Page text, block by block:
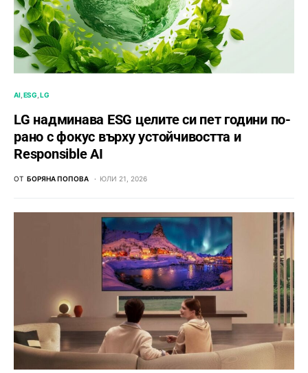
AI ESG LG
LG надминава ESG целите си пет години по-
рано с фокус върху устойчивостта и
Responsible AI
ОТ БОРЯНА ПОПОВА ЮЛИ 21, 2026